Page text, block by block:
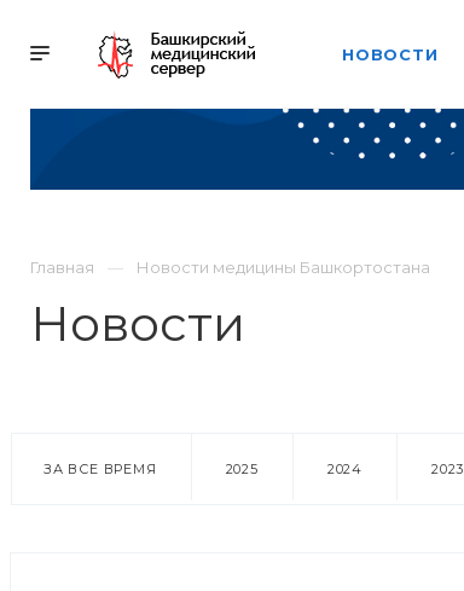
НОВОСТИ
Главная Новости медицины Башкортостана
Новости
ЗА ВСЕ ВРЕМЯ 2025 2024 2023